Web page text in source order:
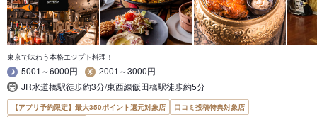
東京で味わう本格エジプト料理！
5001～6000円
2001～3000円
JR水道橋駅徒歩約3分/東西線飯田橋駅徒歩約5分
【アプリ予約限定】最大350ポイント還元対象店
口コミ投稿特典対象店